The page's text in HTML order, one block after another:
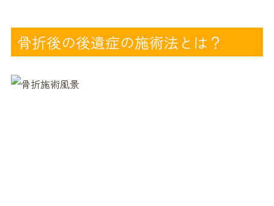
骨折後の後遺症の施術法とは？